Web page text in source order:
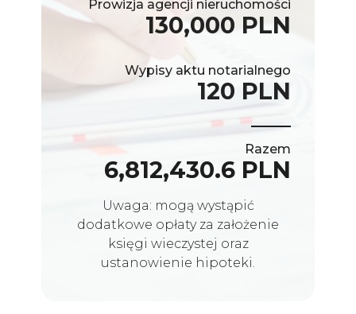
Prowizja agencji nieruchomości
130,000 PLN
Wypisy aktu notarialnego
120 PLN
Razem
6,812,430.6 PLN
Uwaga: mogą wystąpić
dodatkowe opłaty za założenie
księgi wieczystej oraz
ustanowienie hipoteki.